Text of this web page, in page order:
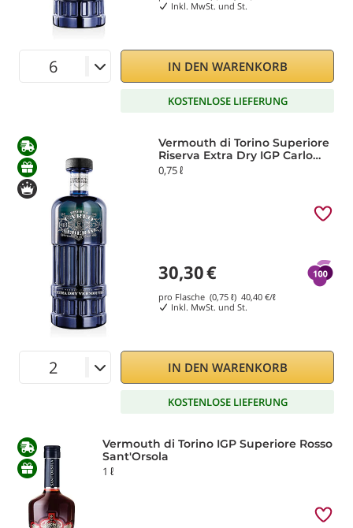
Inkl. MwSt. und St.
IN DEN WARENKORB
KOSTENLOSE LIEFERUNG
Vermouth di Torino Superiore
Riserva Extra Dry IGP Carlo
Alberto
0,75 ℓ
30,30€
pro Flasche (0,75 ℓ) 40,40€/ℓ
Inkl. MwSt. und St.
IN DEN WARENKORB
KOSTENLOSE LIEFERUNG
Vermouth di Torino IGP Superiore Rosso
Sant'Orsola
1 ℓ